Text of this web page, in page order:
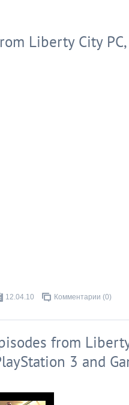
Liberty City PC,
12.04.10 Комментарии (0)
from
3 and